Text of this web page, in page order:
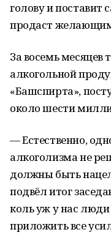
голову и поставит
продаст
За восемь месяцев
алкогольной
«Башспирта»,
около шести
— Естественно,
алкоголизма не
должны быть
подвёл итог
коль уж у нас
приложить все